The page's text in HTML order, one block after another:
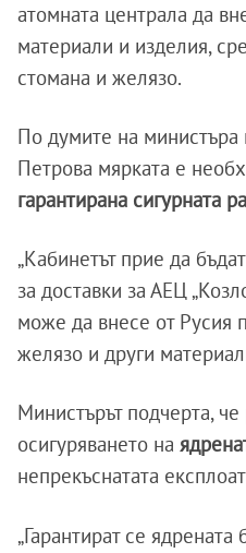
атомната централа да
материали и изделия,
стомана и желязо.
По думите на министъра
Петрова мярката е
гарантирана сигурната
„Кабинетът прие да
за доставки за АЕЦ
може да внесе от Русия
желязо и други
Министърът подчерта,
осигуряването на
непрекъснатата
„Гарантират се ядрената